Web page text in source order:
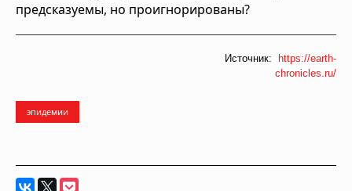
предсказуемы, но проигнорированы?
Источник:
https://earth-
chronicles.ru/
эпидемии